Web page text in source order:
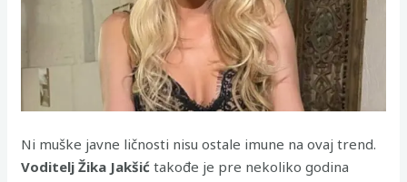
Ni muške javne ličnosti nisu ostale imune na ovaj trend.
Voditelj Žika Jakšić takođe je pre nekoliko godina